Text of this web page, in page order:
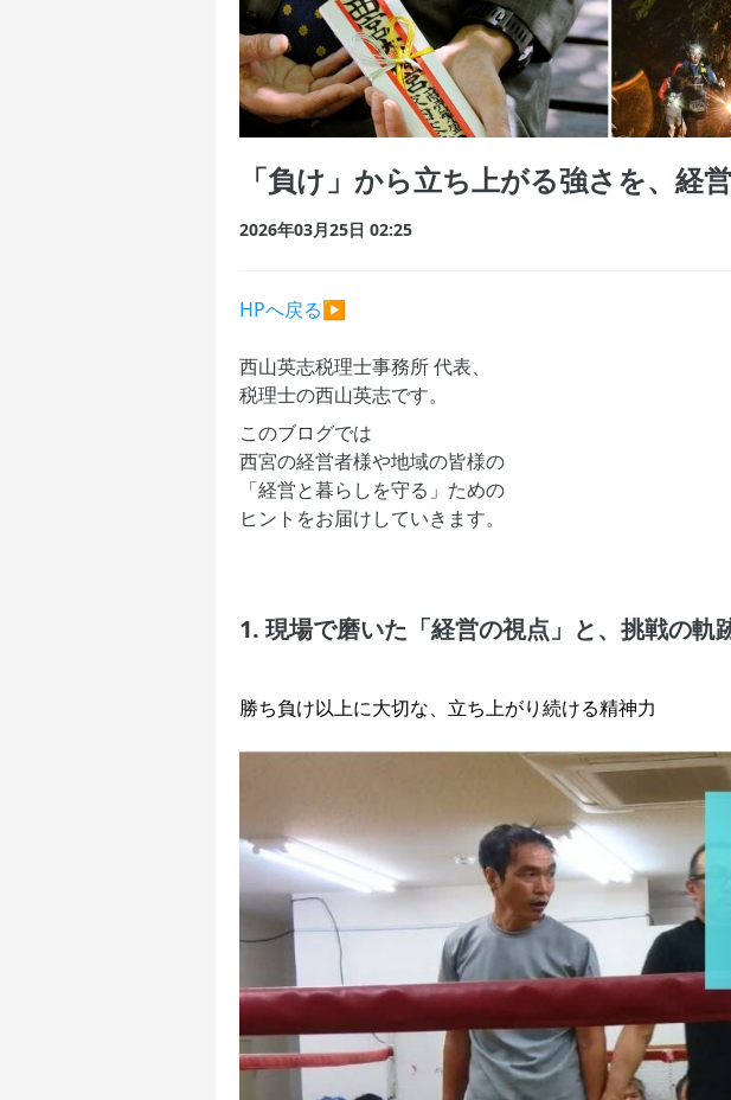
「負け」から立ち上がる強さを、経
2026年03月25日 02:25
HPへ戻る▶
西山英志税理士事務所 代表、
税理士の西山英志です。
このブログでは
西宮の経営者様や地域の皆様の
「経営と暮らしを守る」ための
ヒントをお届けしていきます。
1. 現場で磨いた「経営の視点」と、挑戦の軌
勝ち負け以上に大切な、立ち上がり続ける精神力